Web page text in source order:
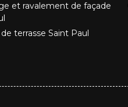
et ravalement de façade
terrasse Saint Paul